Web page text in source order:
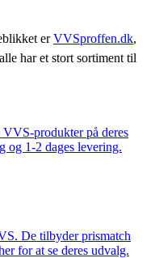
erVVSproffen.dk,
har et stort sortiment til
produkter på deres
og 1-2 dages levering.
De tilbyder prismatch
for at se deres udvalg.